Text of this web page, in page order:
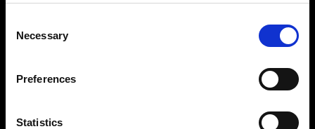
Selection
Necessary
Preferences
Statistics